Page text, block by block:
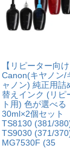
【リピーター向け
Canon(キヤノン/
ャノン) 純正用詰
替えインク (リピ
ト用) 色が選べる
30ml×2個セット
TS8130 (381/
TS9030 (371/
MG7530F (35